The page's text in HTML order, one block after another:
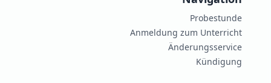
Probestunde
Anmeldung zum Unterricht
Änderungsservice
Kündigung